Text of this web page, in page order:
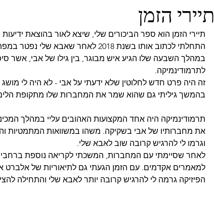
תיירי הזמן
תיירי הזמן הוא ספר הביכורים שלי, שיצא לאור בהוצאת ידיעות
התחלתי לכתוב אותו בשנת 2018 לאחר שאבא שלי נפטר במפתיע.
במהלך השבעה שלו הגיע איש מבוגר, בין גילו של אבי, אשר
לתרמודינמיקה.
זה היה פרט חדש לחלוטין שלא ידעתי על אבי - לא היה לי מושג
בהמשך גיליתי גם שהוא שמר את המחברות שלו מתקופת
תרמודינמיקה היה אחד המקצועות האהובים עליי במהלך
את מחברותיו של אבי בשקיקה. משהו במשוואות המתמטיות
וגרמו לי להרגיש קרובה שוב לאבא שלי.
לאחר שסיימתי עם המחברות, המשכתי לקריאה נוספת
למאמרים אקדמים. עם הזמן הגעתי גם לתיאוריות של אלברט
הפיזיקה גרמה לי להרגיש קרובה יותר לאבא שלי והתחילה